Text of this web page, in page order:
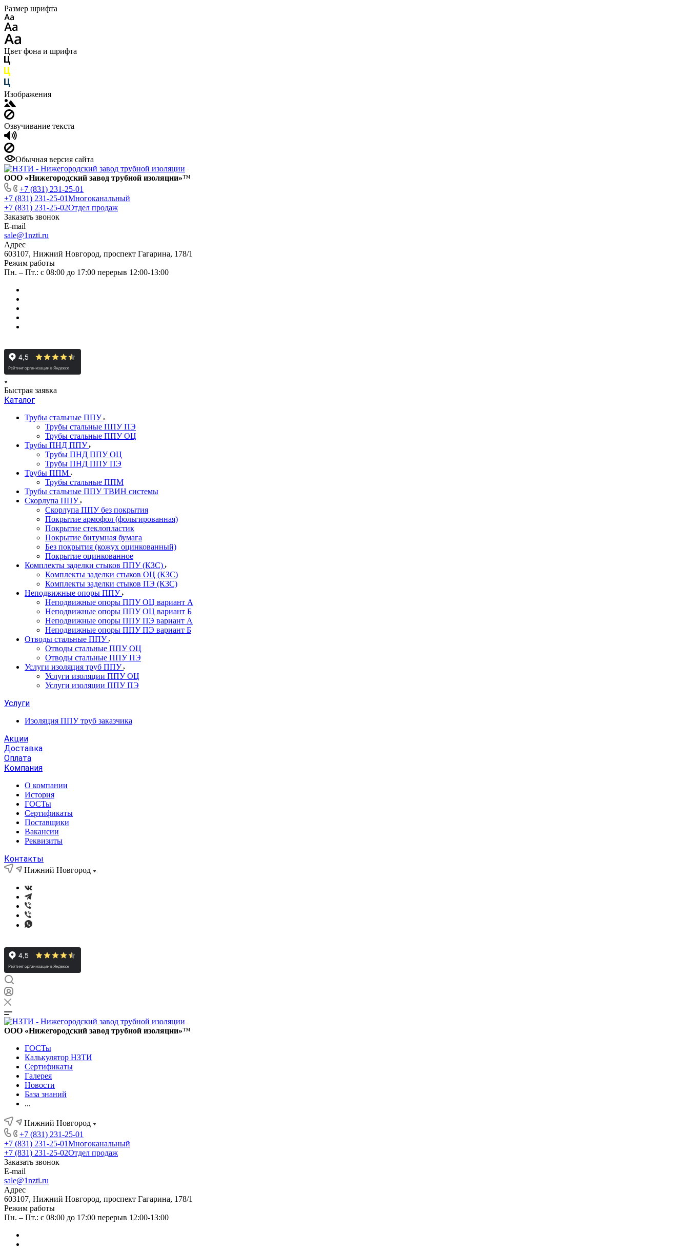
Размер шрифта
Цвет фона и шрифта
Изображения
Озвучивание текста
Обычная версия сайта
ООО «Нижегородский завод трубной изоляции»™
+7 (831) 231-25-01
+7 (831) 231-25-01Многоканальный
+7 (831) 231-25-02Отдел продаж
Заказать звонок
E-mail
sale@1nzti.ru
Адрес
603107, Нижний Новгород, проспект Гагарина, 178/1
Режим работы
Пн. – Пт.: с 08:00 до 17:00 перерыв 12:00-13:00
Быстрая заявка
Каталог
Трубы стальные ППУ
Трубы стальные ППУ ПЭ
Трубы стальные ППУ ОЦ
Трубы ПНД ППУ
Трубы ПНД ППУ ОЦ
Трубы ПНД ППУ ПЭ
Трубы ППМ
Трубы стальные ППМ
Трубы стальные ППУ ТВИН системы
Скорлупа ППУ
Скорлупа ППУ без покрытия
Покрытие армофол (фольгированная)
Покрытие стеклопластик
Покрытие битумная бумага
Без покрытия (кожух оцинкованный)
Покрытие оцинкованное
Комплекты заделки стыков ППУ (КЗС)
Комплекты заделки стыков ОЦ (КЗС)
Комплекты заделки стыков ПЭ (КЗС)
Неподвижные опоры ППУ
Неподвижные опоры ППУ ОЦ вариант А
Неподвижные опоры ППУ ОЦ вариант Б
Неподвижные опоры ППУ ПЭ вариант А
Неподвижные опоры ППУ ПЭ вариант Б
Отводы стальные ППУ
Отводы стальные ППУ ОЦ
Отводы стальные ППУ ПЭ
Услуги изоляция труб ППУ
Услуги изоляции ППУ ОЦ
Услуги изоляции ППУ ПЭ
Услуги
Изоляция ППУ труб заказчика
Акции
Доставка
Оплата
Компания
О компании
История
ГОСТы
Сертификаты
Поставщики
Вакансии
Реквизиты
Контакты
Нижний Новгород
ООО «Нижегородский завод трубной изоляции»™
ГОСТы
Калькулятор НЗТИ
Сертификаты
Галерея
Новости
База знаний
...
Нижний Новгород
+7 (831) 231-25-01
+7 (831) 231-25-01Многоканальный
+7 (831) 231-25-02Отдел продаж
Заказать звонок
E-mail
sale@1nzti.ru
Адрес
603107, Нижний Новгород, проспект Гагарина, 178/1
Режим работы
Пн. – Пт.: с 08:00 до 17:00 перерыв 12:00-13:00